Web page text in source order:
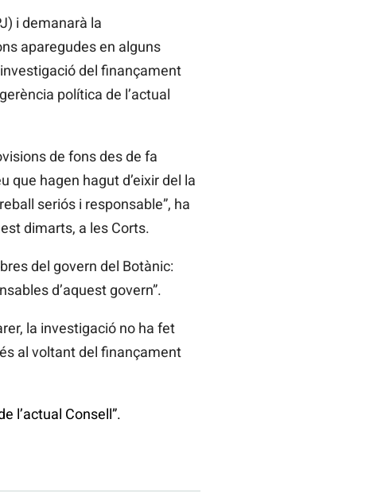
i demanarà la
aparegudes en alguns
del finançament
política de l’actual
de fons des de fa
que hagen hagut d’eixir del la
seriós i responsable”, ha
dimarts, a les Corts.
del govern del Botànic:
d’aquest govern”.
la investigació no ha fet
al voltant del finançament
l’actual Consell”.